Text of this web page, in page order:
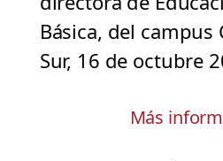
Básica, del campus
Sur, 16 de octubre
Más